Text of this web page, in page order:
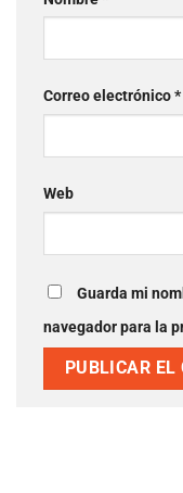
Correo electrónico*
Web
Guarda mi
navegador para la